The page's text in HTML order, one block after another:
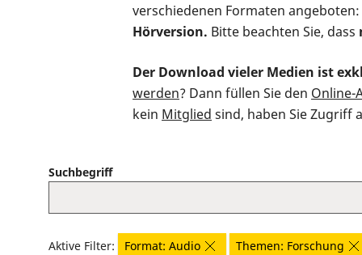
verschiedenen Formaten
Hörversion. Bitte beachten Sie, dass
Der Download vieler Medien ist
werden? Dann füllen Sie den Online-
kein Mitglied sind, haben Sie Zugriff
Suchbegriff
Aktive Filter: Format: Audio Themen: Forschung